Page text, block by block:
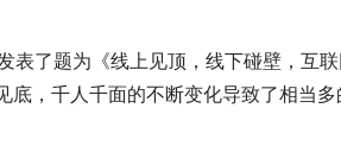
表了题为《线上见顶，线下碰壁，互
，千人千面的不断变化导致了相当多